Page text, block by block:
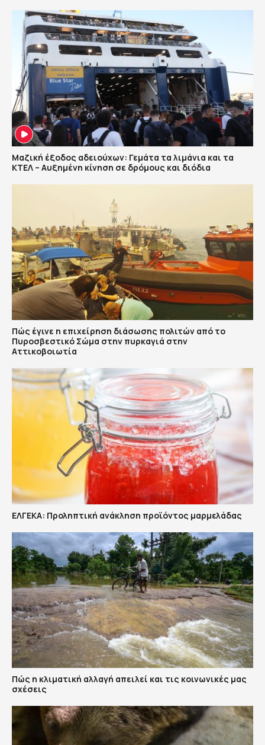
Μαζική έξοδος αδειούχων: Γεμάτα τα λιμάνια και τα
ΚΤΕΛ – Αυξημένη κίνηση σε δρόμους και διόδια
Πώς έγινε η επιχείρηση διάσωσης πολιτών από το
Πυροσβεστικό Σώμα στην πυρκαγιά στην
Αττικοβοιωτία
ΕΛΓΕΚΑ: Προληπτική ανάκληση προϊόντος μαρμελάδας
Πώς η κλιματική αλλαγή απειλεί και τις κοινωνικές μας
σχέσεις